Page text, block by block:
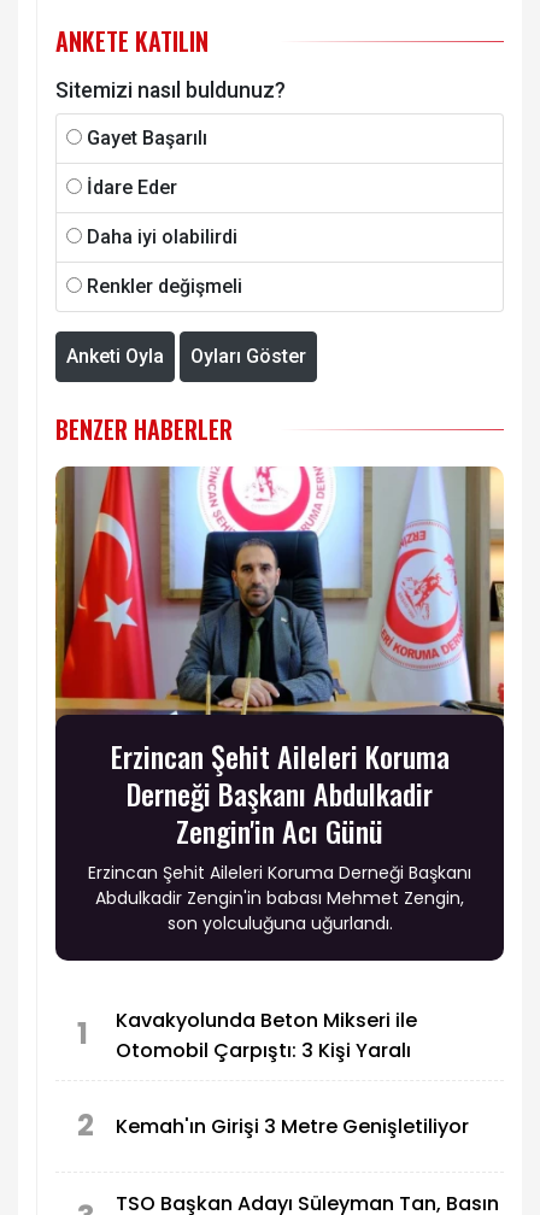
ANKETE KATILIN
Sitemizi nasıl buldunuz?
Gayet Başarılı
İdare Eder
Daha iyi olabilirdi
Renkler değişmeli
Anketi Oyla Oyları Göster
BENZER HABERLER
Erzincan Şehit Aileleri Koruma
Derneği Başkanı Abdulkadir
Zengin'in Acı Günü
Erzincan Şehit Aileleri Koruma Derneği Başkanı
Abdulkadir Zengin'in babası Mehmet Zengin,
son yolculuğuna uğurlandı.
1
Kavakyolunda Beton Mikseri ile
Otomobil Çarpıştı: 3 Kişi Yaralı
2 Kemah'ın Girişi 3 Metre Genişletiliyor
TSO Başkan Adayı Süleyman Tan, Basın